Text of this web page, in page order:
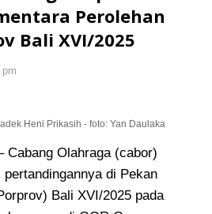
Sementara
Perolehan
Porprov
Perolehan
Bali XVI/2025
Heni Prikasih - foto: Yan Daulaka
Cabang Olahraga (cabor)
pertandingannya di Pekan
Bali XVI/2025 pada